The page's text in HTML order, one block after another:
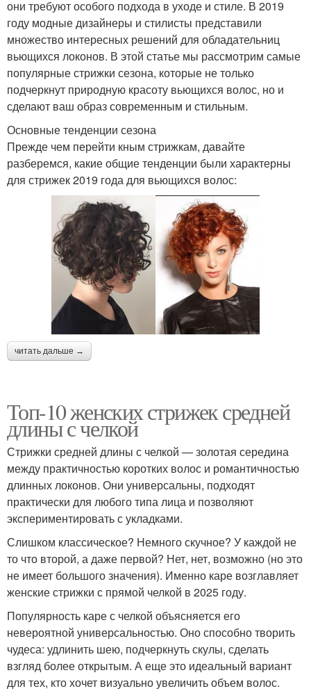
они требуют особого подхода в уходе и стиле. В 2019
году модные дизайнеры и стилисты представили
множество интересных решений для обладательниц
вьющихся локонов. В этой статье мы рассмотрим самые
популярные стрижки сезона, которые не только
подчеркнут природную красоту вьющихся волос, но и
сделают ваш образ современным и стильным.
Основные тенденции сезона
Прежде чем перейти кным стрижкам, давайте
разберемся, какие общие тенденции были характерны
для стрижек 2019 года для вьющихся волос:
читать дальше →
Топ-10 женских стрижек средней
длины с челкой
Стрижки средней длины с челкой — золотая середина
между практичностью коротких волос и романтичностью
длинных локонов. Они универсальны, подходят
практически для любого типа лица и позволяют
экспериментировать с укладками.
Слишком классическое? Немного скучное? У каждой не
то что второй, а даже первой? Нет, нет, возможно (но это
не имеет большого значения). Именно каре возглавляет
женские стрижки с прямой челкой в 2025 году.
Популярность каре с челкой объясняется его
невероятной универсальностью. Оно способно творить
чудеса: удлинить шею, подчеркнуть скулы, сделать
взгляд более открытым. А еще это идеальный вариант
для тех, кто хочет визуально увеличить объем волос.